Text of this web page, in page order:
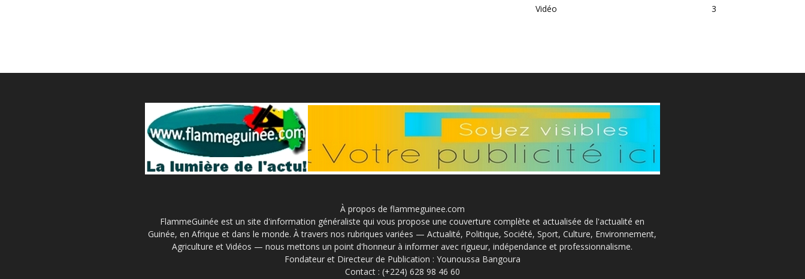
Vidéo
3
À propos de flammeguinee.com
FlammeGuinée est un site d'information généraliste qui vous propose une couverture complète et actualisée de l'actualité en
Guinée, en Afrique et dans le monde. À travers nos rubriques variées — Actualité, Politique, Société, Sport, Culture, Environnement,
Agriculture et Vidéos — nous mettons un point d'honneur à informer avec rigueur, indépendance et professionnalisme.
Fondateur et Directeur de Publication : Younoussa Bangoura
Contact : (+224) 628 98 46 60